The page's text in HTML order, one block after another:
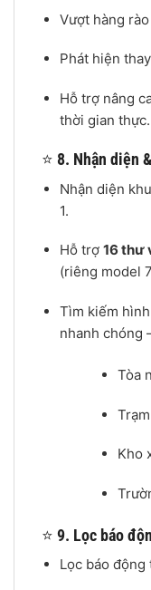
Vượt hàng rào
Phát hiện
Hỗ trợ nâng
thời gian thực.
⭐ 8. Nhận diện
Nhận diện
1.
Hỗ trợ 16 thư
(riêng model
Tìm kiếm
nhanh chóng
Tòa
Kho
⭐ 9. Lọc báo
Lọc báo động